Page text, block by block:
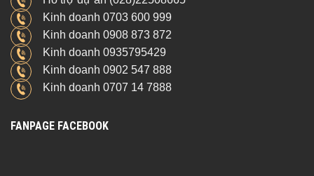
Kinh doanh 0703 600 999
Kinh doanh 0908 873 872
Kinh doanh 0935795429
Kinh doanh 0902 547 888
Kinh doanh 0707 14 7888
FANPAGE FACEBOOK